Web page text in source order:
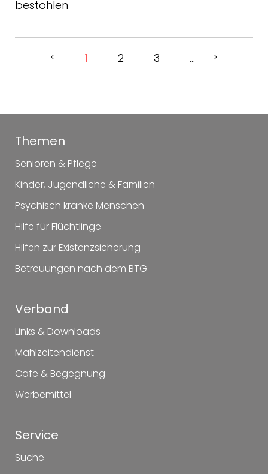
bestohlen
< 1 2 3 ... >
Themen
Senioren & Pflege
Kinder, Jugendliche & Familien
Psychisch kranke Menschen
Hilfe für Flüchtlinge
Hilfen zur Existenzsicherung
Betreuungen nach dem BTG
Verband
Links & Downloads
Mahlzeitendienst
Cafe & Begegnung
Werbemittel
Service
Suche